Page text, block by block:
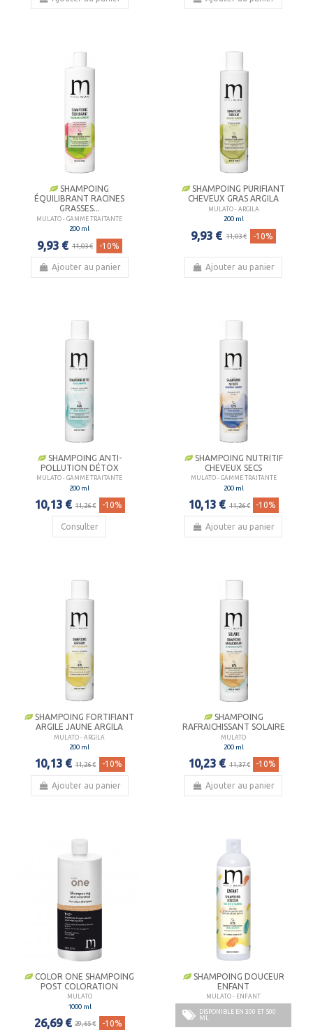
SHAMPOING
ÉQUILIBRANT RACINES
GRASSES...
MULATO - GAMME TRAITANTE
200 ml
9,93 € 11,03 € -10%
Ajouter au panier
SHAMPOING PURIFIANT
CHEVEUX GRAS ARGILA
MULATO - ARGILA
200 ml
9,93 € 11,03 € -10%
Ajouter au panier
SHAMPOING ANTI-
POLLUTION DÉTOX
MULATO - GAMME TRAITANTE
200 ml
10,13 € 11,26 € -10%
Consulter
SHAMPOING NUTRITIF
CHEVEUX SECS
MULATO - GAMME TRAITANTE
200 ml
10,13 € 11,26 € -10%
Ajouter au panier
SHAMPOING FORTIFIANT
ARGILE JAUNE ARGILA
MULATO - ARGILA
200 ml
10,13 € 11,26 € -10%
Ajouter au panier
SHAMPOING
RAFRAICHISSANT SOLAIRE
MULATO
200 ml
10,23 € 11,37 € -10%
Ajouter au panier
COLOR ONE SHAMPOING
POST COLORATION
MULATO
1000 ml
26,69 € 29,65 € -10%
SHAMPOING DOUCEUR
ENFANT
MULATO - ENFANT
DISPONIBLE EN 300 ET 500
ML